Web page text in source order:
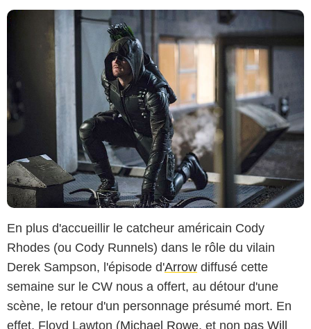
En plus d'accueillir le catcheur américain Cody
Rhodes (ou Cody Runnels) dans le rôle du vilain
Derek Sampson, l'épisode d'Arrow diffusé cette
semaine sur le CW nous a offert, au détour d'une
scène, le retour d'un personnage présumé mort. En
effet, Floyd Lawton (Michael Rowe, et non pas Will